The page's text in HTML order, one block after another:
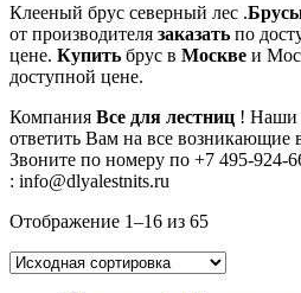
Клееный брус северный лес .
от производителя заказать по
цене. Купить брус в Москве и
доступной цене.
Компания Все для лестниц ! Наши
ответить Вам на все возникающие
Звоните по номеру по +7 495-924-
: info@dlyalestnits.ru
Отображение 1–16 из 65